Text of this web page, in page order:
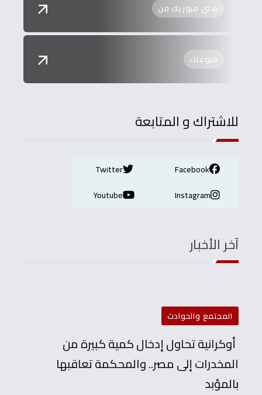
هاي ميوزيك فن
منوعات
للاشتراك و المتابعة
Facebook
Twitter
Instagram
Youtube
آخر الأخبار
المجتمع والحوادث
أوكرانية تحاول إدخال كمية كبيرة من
المخدرات إلى مصر.. والمحكمة تعاقبها
بالمؤبد